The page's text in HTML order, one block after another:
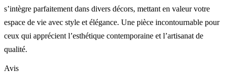
s’intègre parfaitement dans divers décors, mettant en valeur votre
espace de vie avec style et élégance. Une pièce incontournable pour
ceux qui apprécient l’esthétique contemporaine et l’artisanat de
qualité.
Avis